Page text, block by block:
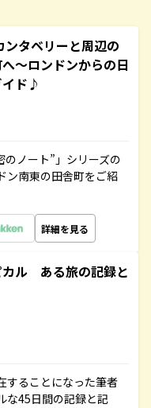
ンタベリーと周辺の
～ロンドンからの日
イド♪
ノート”」シリーズの
ン南東の田舎町をご紹
詳細を見る
カル ある旅の記録と
することになった筆者
な45日間の記録と記